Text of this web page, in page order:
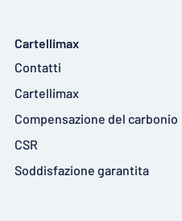
Cartellimax
Contatti
Cartellimax
Compensazione del carbonio
CSR
Soddisfazione garantita